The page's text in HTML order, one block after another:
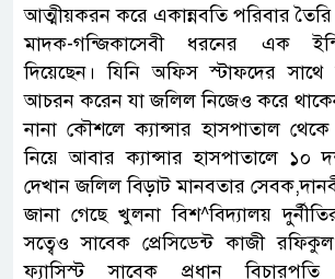
আত্মীয়করন করে একান্নবতি পরিবার
মাদক-গন্জিকাসেবী ধরনের এক
দিয়েছেন। যিনি অফিস স্টাফদের সাথে
আচরন করেন যা জলিল নিজেও করে
নানা কৌশলে ক্যান্সার হাসপাতাল
নিয়ে আবার ক্যান্সার হাসপাতালে ১০
দেখান জলিল বিড়াট মানবতার
জানা গেছে খুলনা বিশ^বিদ্যালয়
সত্বেও সাবেক প্রেসিডেন্ট কাজী
ফ্যাসিস্ট সাবেক প্রধান